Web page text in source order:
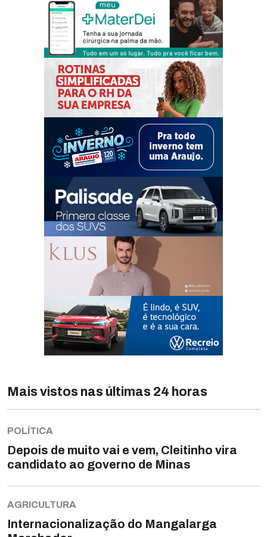
Mais vistos nas últimas 24 horas
POLÍTICA
Depois de muito vai e vem, Cleitinho vira
candidato ao governo de Minas
AGRICULTURA
Internacionalização do Mangalarga